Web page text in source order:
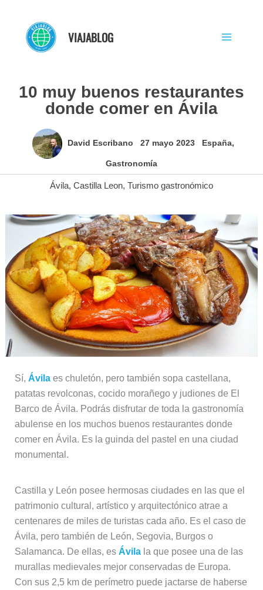
contenido
VIAJABLOG
10 muy buenos restaurantes
donde comer en Ávila
David Escribano 27 mayo 2023 España,
Gastronomía
Ávila, Castilla Leon, Turismo gastronómico
Sí, Ávila es chuletón, pero también sopa castellana,
patatas revolconas, cocido morañego y judiones de El
Barco de Ávila. Podrás disfrutar de toda la gastronomía
abulense en los muchos buenos restaurantes donde
comer en Ávila. Es la guinda del pastel en una ciudad
monumental.
Castilla y León posee hermosas ciudades en las que el
patrimonio cultural, artístico y arquitectónico atrae a
centenares de miles de turistas cada año. Es el caso de
Ávila, pero también de León, Segovia, Burgos o
Salamanca. De ellas, es Ávilala que posee una de las
murallas medievales mejor conservadas de Europa.
Con sus 2,5 km de perímetro puede jactarse de haberse